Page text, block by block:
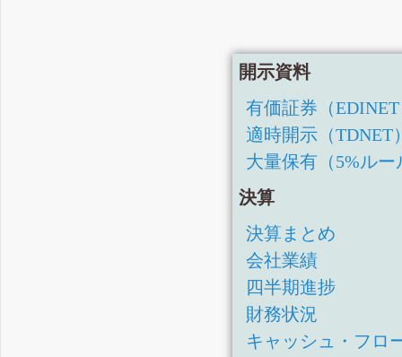
開示資料
有価証券（EDINET
適時開示（TDNET）
大量保有（5%ルー
決算
決算まとめ
会社業績
四半期進捗
財務状況
キャッシュ・フロ